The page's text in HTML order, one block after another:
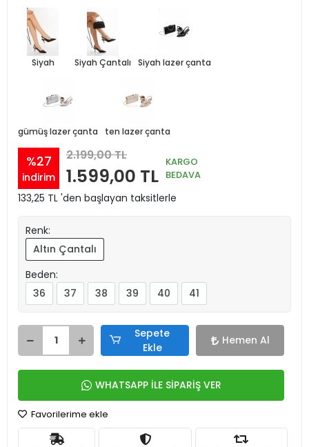
Siyah Siyah Çantalı Siyah lazer çanta
gümüş lazer çanta ten lazer çanta
%27
indirim
2.199,00 TL
1.599,00 TL
KARGO
BEDAVA
133,25 TL 'den başlayan taksitlerle
Renk:
Altın Çantalı
Beden:
36
37 38 39 40 41
Sepete
Ekle
Hemen Al
WHATSAPP İLE SİPARİŞ VER
Favorilerime ekle